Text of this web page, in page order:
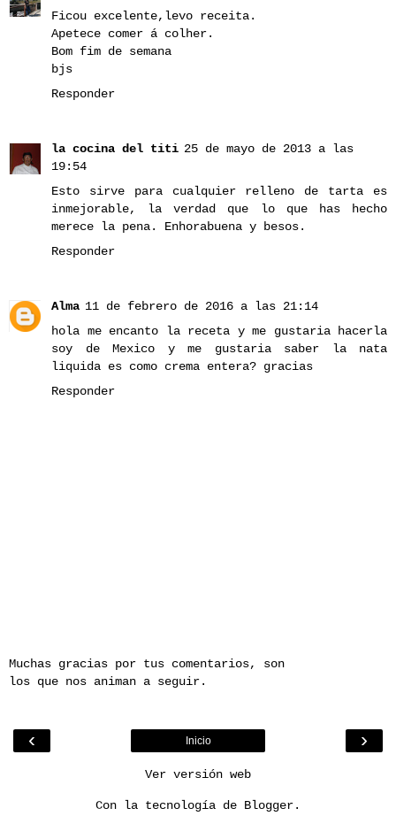
Ficou excelente,levo receita.
Apetece comer á colher.
Bom fim de semana
bjs
Responder
la cocina del titi 25 de mayo de 2013 a las
19:54
Esto sirve para cualquier relleno de tarta es
inmejorable, la verdad que lo que has hecho
merece la pena. Enhorabuena y besos.
Responder
Alma 11 de febrero de 2016 a las 21:14
hola me encanto la receta y me gustaria hacerla
soy de Mexico y me gustaria saber la nata
liquida es como crema entera? gracias
Responder
Muchas gracias por tus comentarios, son
los que nos animan a seguir.
‹ ›
Inicio
Ver versión web
Con la tecnología de Blogger.